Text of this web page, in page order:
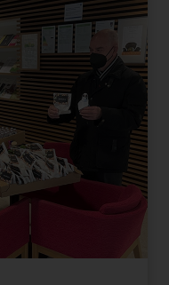
1 Tag HTML Google
1 Tag HTML Google
2 Jahre HTML Google
Monate